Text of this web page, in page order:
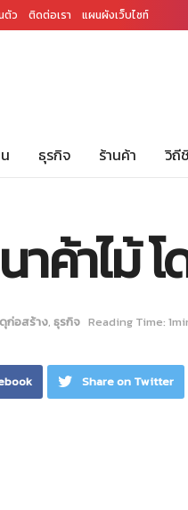
ตัว ติดต่อเรา แผนผังเว็บไซท์
ธุรกิจ ร้านค้า วิถี
ค้าไม้
ก่อสร้าง, ธุรกิจ Reading Time:
Share on Twitter